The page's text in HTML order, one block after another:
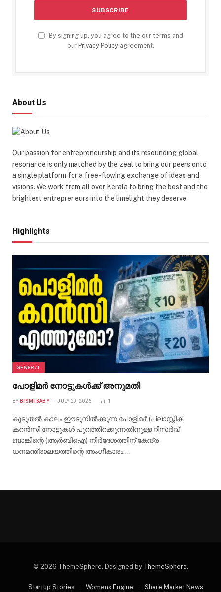
By signing up, you agree to the our terms and
our Privacy Policyagreement.
About Us
Our passion for entrepreneurship and its resounding global
resonance is only matched by the zeal to bring our peers onto
a single platform for a free-flowing exchange of ideas and
visions. We work from all over Kerala to bring the best and the
brightest entrepreneurs into the limelight they deserve
Highlights
GENERAL
പോളിമർ നോട്ടുകൾക്ക് അനുമതി
BY BISMI BABY JULY 29, 2026 1
കൂടുതൽ കാലം ഈടുനിൽക്കുന്ന പോളിമർ (പ്ലാസ്റ്റിക്)
കറൻസി നോട്ടുകൾ പുറത്തിറക്കുന്നതിനുള്ള റിസർവ്
ബാങ്കിന്റെ (ആർബിഐ) നിർദേശത്തിന് കേന്ദ്ര
ധനമന്ത്രാലയത്തിന്റെ അംഗീകാരം.…
© 2026 ThemeSphere. Designed by ThemeSphere
Startup Stories Womens Engine Share Market News